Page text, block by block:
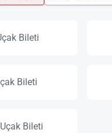
Bileti
Bileti
Bileti